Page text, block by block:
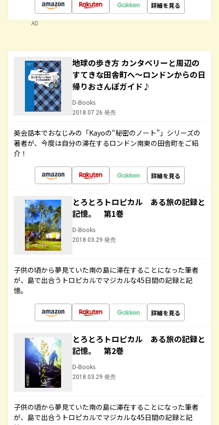
詳細を見る
AD
地球の歩き方 カンタベリーと周辺の
すてきな田舎町へ～ロンドンからの日
帰りおさんぽガイド♪
D-Books
2018.07.26 発売
英会話本でおなじみの「Kayoの“秘密のノート”」シリーズの
著者が、今度は自分の滞在するロンドン南東の田舎町をご紹
介！
詳細を見る
とろとろトロピカル ある旅の記録と
記憶。 第1巻
D-Books
2018.03.29 発売
子供の頃から夢見ていた南の島に滞在することになった筆者
が、島で出合うトロピカルでマジカルな45日間の記録と記
憶。
詳細を見る
とろとろトロピカル ある旅の記録と
記憶。 第2巻
D-Books
2018.03.29 発売
子供の頃から夢見ていた南の島に滞在することになった筆者
が、島で出合うトロピカルでマジカルな45日間の記録と記